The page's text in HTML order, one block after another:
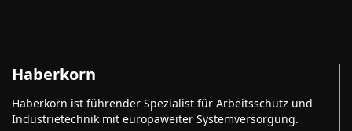
Haberkorn
Haberkorn ist führender Spezialist für Arbeitsschutz und
Industrietechnik mit europaweiter Systemversorgung.